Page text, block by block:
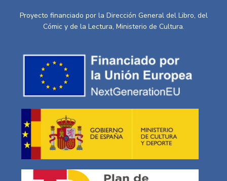
Proyecto financiado por la Dirección General del Libro, del
Cómic y de la Lectura, Ministerio de Cultura.